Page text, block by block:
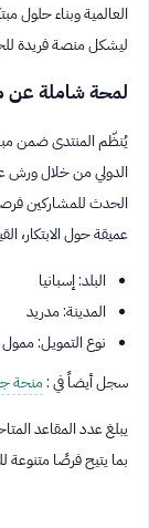
العالمية وبناء حلول
ليشكل منصة فريدة
لمحة شاملة عن
يُنظّم المنتدى ضمن
الدولي من خلال ورش
الحدث للمشاركين
عميقة حول الابتكار،
البلد: إسبانيا
المدينة: مدريد
نوع التمويل:
سجل أيضاً في :منحة
بما يتيح فرصًا